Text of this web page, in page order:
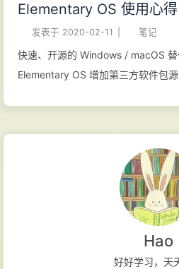
进行安装： 1bash -c "$(curl -L l.tm...
Elementary OS 使用心得
发表于 2020-02-11 笔记
快速、开源的 Windows / macOS
Elementary OS 增加第三方软件包
install python-software-
software-properties-common 使用
装已编译二进制 deb 软件包时，要
apt-get install gdebi 安装 fcitx 小
置工具： 123sudo apt-get install
pinyin sudo apt-get install fcitx-
Hao
好好学习，天